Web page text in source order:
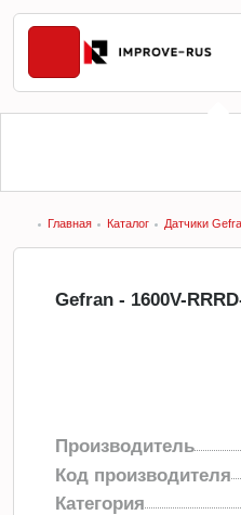
Главная Каталог Датчики
Gefran - 1600V-
Производитель
Код производителя
Категория